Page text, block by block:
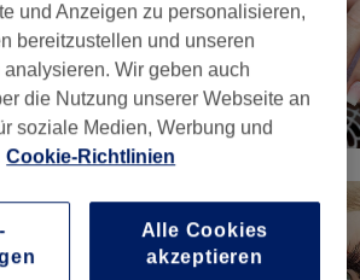
und Anzeigen zu personalisieren,
bereitzustellen und unseren
Wir geben auch
die Nutzung unserer Webseite an
soziale Medien, Werbung und
Cookie-Richtlinien
Alle Cookies
akzeptieren